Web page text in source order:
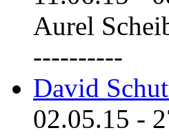
Aurel
----------
David
02.05.15 -